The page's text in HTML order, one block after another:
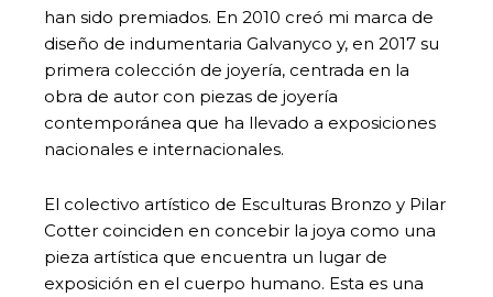
han sido premiados. En 2010 creó mi marca de
diseño de indumentaria Galvanyco y, en 2017 su
primera colección de joyería, centrada en la
obra de autor con piezas de joyería
contemporánea que ha llevado a exposiciones
nacionales e internacionales.
El colectivo artístico de Esculturas Bronzo y Pilar
Cotter coinciden en concebir la joya como una
pieza artística que encuentra un lugar de
exposición en el cuerpo humano. Esta es una